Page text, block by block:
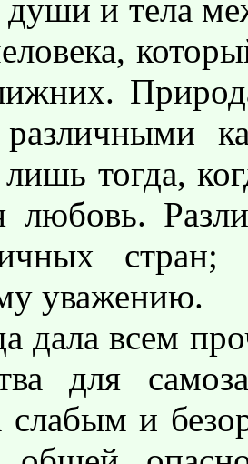
души и тела
лишь тогда,
любовь.
уважению.
дала всем
для
слабым и